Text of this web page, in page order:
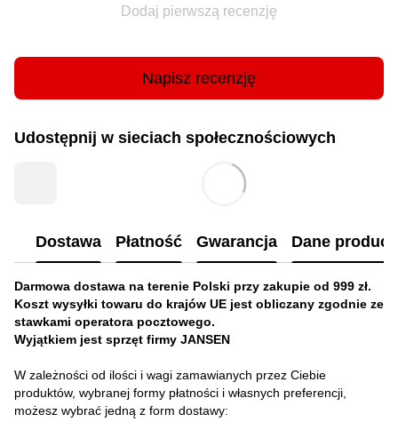
Dodaj pierwszą recenzję
Napisz recenzję
Udostępnij w sieciach społecznościowych
Dostawa Płatność Gwarancja Dane
Darmowa dostawa na terenie Polski przy zakupie od 999 zł.
Koszt wysyłki towaru do krajów UE jest obliczany zgodnie ze
stawkami operatora pocztowego.
Wyjątkiem jest sprzęt firmy JANSEN
W zależności od ilości i wagi zamawianych przez Ciebie
produktów, wybranej formy płatności i własnych preferencji,
możesz wybrać jedną z form dostawy: